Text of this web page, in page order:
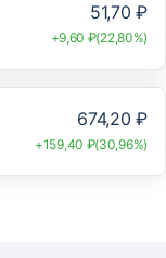
51,70 ₽
+9,60 ₽(22,80%)
674,20 ₽
+159,40 ₽(30,96%)